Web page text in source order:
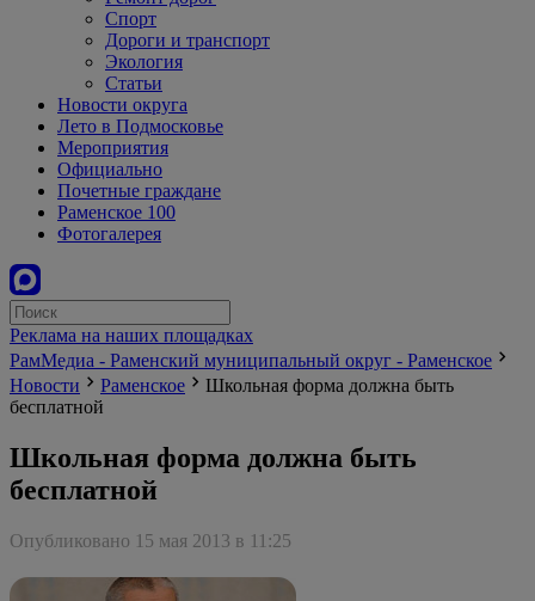
Спорт
Дороги и транспорт
Экология
Статьи
Новости округа
Лето в Подмосковье
Мероприятия
Официально
Почетные граждане
Раменское 100
Фотогалерея
Реклама на наших площадках
РамМедиа - Раменский муниципальный округ - Раменское
Новости
Раменское
Школьная форма должна быть
бесплатной
Школьная форма должна быть
бесплатной
Опубликовано 15 мая 2013 в 11:25